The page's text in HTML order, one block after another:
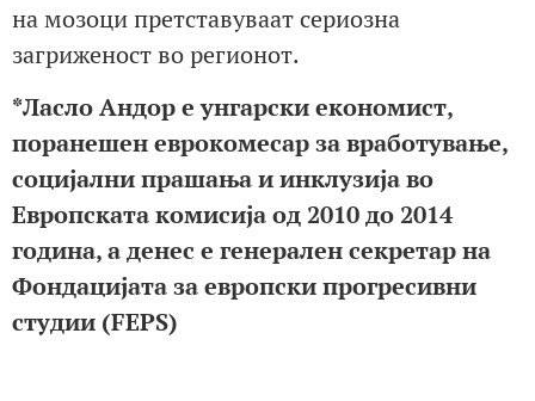
на мозоци претставуваат сериозна
загриженост во регионот.
*Ласло Андор е унгарски економист,
поранешен еврокомесар за вработување,
социјални прашања и инклузија во
Европската комисија од 2010 до 2014
година, а денес е генерален секретар на
Фондацијата за европски прогресивни
студии (FEPS)